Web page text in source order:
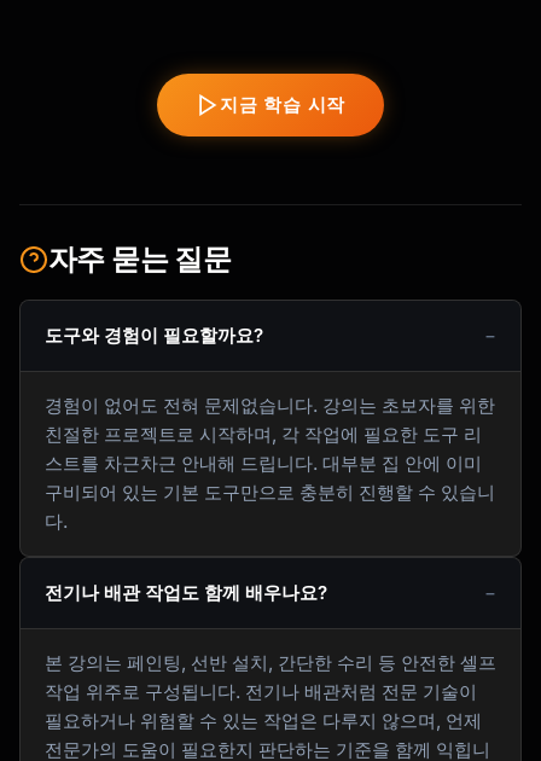
지금 학습 시작
자주 묻는 질문
도구와 경험이 필요할까요?
경험이 없어도 전혀 문제없습니다. 강의는 초보자를 위한
친절한 프로젝트로 시작하며, 각 작업에 필요한 도구 리
스트를 차근차근 안내해 드립니다. 대부분 집 안에 이미
구비되어 있는 기본 도구만으로 충분히 진행할 수 있습니
다.
전기나 배관 작업도 함께 배우나요?
본 강의는 페인팅, 선반 설치, 간단한 수리 등 안전한 셀프
작업 위주로 구성됩니다. 전기나 배관처럼 전문 기술이
필요하거나 위험할 수 있는 작업은 다루지 않으며, 언제
전문가의 도움이 필요한지 판단하는 기준을 함께 익힙니